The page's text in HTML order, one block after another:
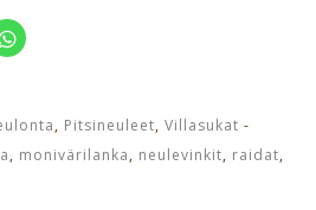
Jaa
WhatsApp
, Pitsineuleet, Villasukat -
, monivärilanka, neulevinkit, raidat,